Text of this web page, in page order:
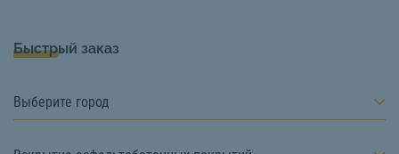
Быстрый заказ
Выберите город